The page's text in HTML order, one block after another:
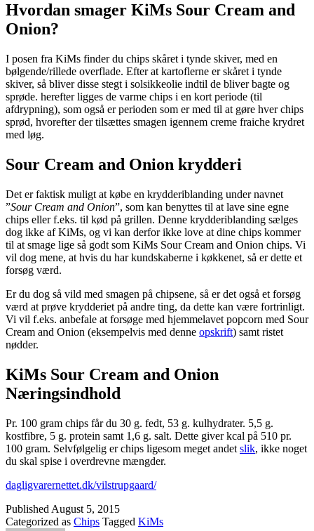
Hvordan smager KiMs Sour Cream and
Onion?
I posen fra KiMs finder du chips skåret i tynde skiver, med en
bølgende/rillede overflade. Efter at kartoflerne er skåret i tynde
skiver, så bliver disse stegt i solsikkeolie indtil de bliver bagte og
sprøde. herefter ligges de varme chips i en kort periode (til
afdrypning), som også er perioden som er med til at gøre hver chips
sprød, hvorefter der tilsættes smagen igennem creme fraiche krydret
med løg.
Sour Cream and Onion krydderi
Det er faktisk muligt at købe en krydderiblanding under navnet
”Sour Cream and Onion”, som kan benyttes til at lave sine egne
chips eller f.eks. til kød på grillen. Denne krydderiblanding sælges
dog ikke af KiMs, og vi kan derfor ikke love at dine chips kommer
til at smage lige så godt som KiMs Sour Cream and Onion chips. Vi
vil dog mene, at hvis du har kundskaberne i køkkenet, så er dette et
forsøg værd.
Er du dog så vild med smagen på chipsene, så er det også et forsøg
værd at prøve krydderiet på andre ting, da dette kan være fortrinligt.
Vi vil f.eks. anbefale at forsøge med hjemmelavet popcorn med Sour
Cream and Onion (eksempelvis med denne opskrift) samt ristet
nødder.
KiMs Sour Cream and Onion
Næringsindhold
Pr. 100 gram chips får du 30 g. fedt, 53 g. kulhydrater. 5,5 g.
kostfibre, 5 g. protein samt 1,6 g. salt. Dette giver kcal på 510 pr.
100 gram. Selvfølgelig er chips ligesom meget andet slik, ikke noget
du skal spise i overdrevne mængder.
dagligvarernettet.dk/vilstrupgaard/
Published August 5, 2015
Categorized as Chips Tagged KiMs